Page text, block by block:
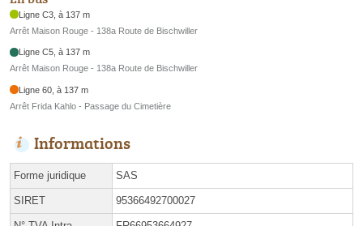
Ligne C3, à 137 m
Arrêt Maison Rouge - 138a Route de Bischwiller
Ligne C5, à 137 m
Arrêt Maison Rouge - 138a Route de Bischwiller
Ligne 60, à 137 m
Arrêt Frida Kahlo - Passage du Cimetière
Informations
Forme juridique SAS
SIRET 95366492700027